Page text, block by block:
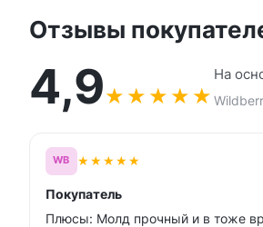
Отзывы
4,9★ ★ ★ ★ ★
На
WB ★★★★★
Покупатель
Плюсы: Молд прочный и в тоже